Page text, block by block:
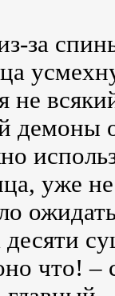
за
не
демоны
уже
десяти
что! –